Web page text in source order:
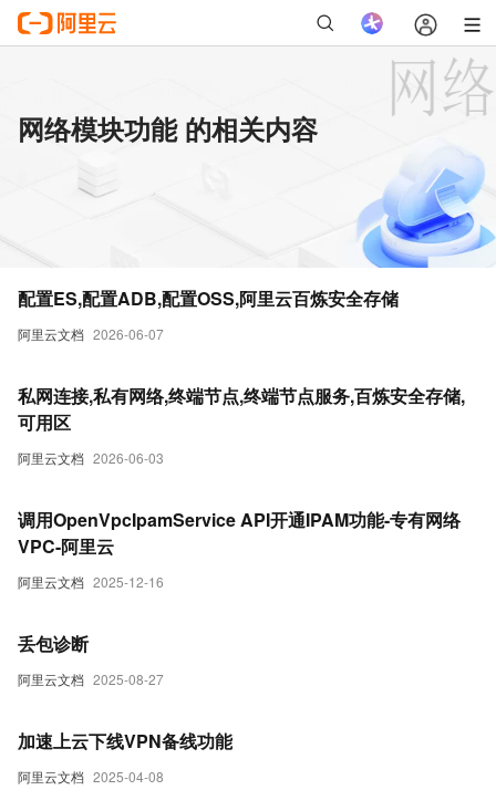
网络模块功能 的相关内容
阿里云文档 2026-06-07
配置ES,配置ADB,配置OSS,阿里云百炼安全存储
阿里云文档 2026-06-03
私网连接,私有网络,终端节点,终端节点服务,百炼安全存储,
可用区
阿里云文档 2025-12-16
调用OpenVpcIpamService API开通IPAM功能-专有网络
VPC-阿里云
阿里云文档 2025-08-27
丢包诊断
阿里云文档 2025-04-08
加速上云下线VPN备线功能